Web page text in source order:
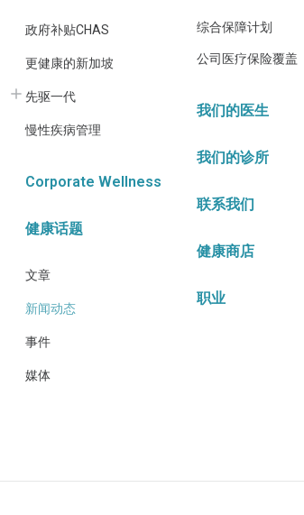
政府补贴CHAS
更健康的新加坡
先驱一代
慢性疾病管理
Corporate Wellness
健康话题
文章
新闻动态
事件
媒体
综合保障计划
公司医疗保险覆盖
我们的医生
我们的诊所
联系我们
健康商店
职业